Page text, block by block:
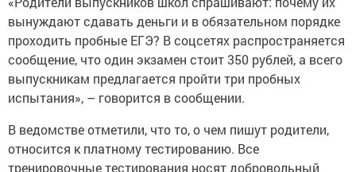
вынуждают сдавать деньги и в обязательном порядке
проходить пробные ЕГЭ? В соцсетях распространяется
сообщение, что один экзамен стоит 350 рублей, а всего
выпускникам предлагается пройти три пробных
испытания», – говорится в сообщении.
В ведомстве отметили, что то, о чем пишут родители,
относится к платному тестированию. Все
тренировочные тестирования носят добровольный